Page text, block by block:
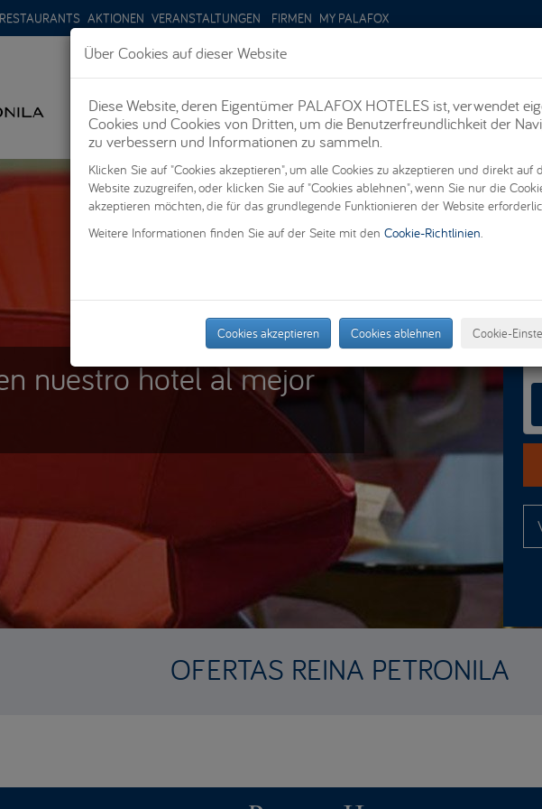
RESTAURANTS AKTIONEN VERANSTALTUNGEN FIRMEN MY PALAFOX
AKTIONEN PROMOCIONES ZIMMER SUITEN
nuestro hotel al mejor
OFERTAS REINA PETRONILA
Über Cookies auf dieser Website
Diese Website, deren Eigentümer PALAFOX HOTELES ist, verwendet
Cookies und Cookies von Dritten, um die Benutzerfreundlichkeit der
zu verbessern und Informationen zu sammeln.
Klicken Sie auf "Cookies akzeptieren", um alle Cookies zu akzeptieren und direkt auf
Website zuzugreifen, oder klicken Sie auf "Cookies ablehnen", wenn Sie nur die
akzeptieren möchten, die für das grundlegende Funktionieren der Website
Weitere Informationen finden Sie auf der Seite mit den Cookie-Richtlinien.
Cookies akzeptieren Cookies ablehnen Cookie-